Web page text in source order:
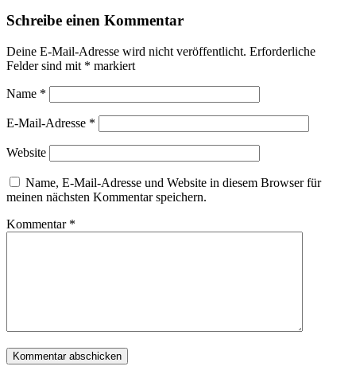
Schreibe einen Kommentar
Deine E-Mail-Adresse wird nicht veröffentlicht. Erforderliche
Felder sind mit * markiert
Name *
E-Mail-Adresse *
Website
Name, E-Mail-Adresse und Website in diesem Browser für
meinen nächsten Kommentar speichern.
Kommentar *